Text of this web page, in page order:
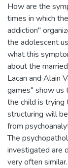
How are the
times in which
addiction"
the adolescent
what this
about the
Lacan and Alain
games" show us
the child is trying
structuring will
from
The
investigated are
very often similar.